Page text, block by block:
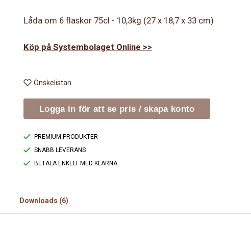
Låda om 6 flaskor 75cl - 10,3kg (27 x 18,7 x 33 cm)
Köp på Systembolaget Online >>
Önskelistan
Logga in för att se pris / skapa konto
PREMIUM PRODUKTER
SNABB LEVERANS
BETALA ENKELT MED KLARNA
Downloads (6)